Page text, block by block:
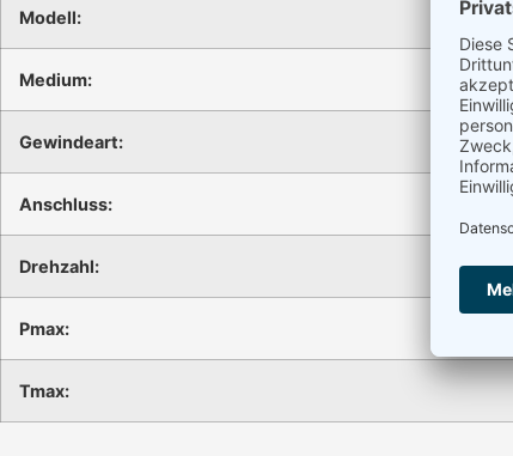
Modell:
Medium:
Gewindeart:
Anschluss:
Drehzahl:
Pmax:
Tmax: